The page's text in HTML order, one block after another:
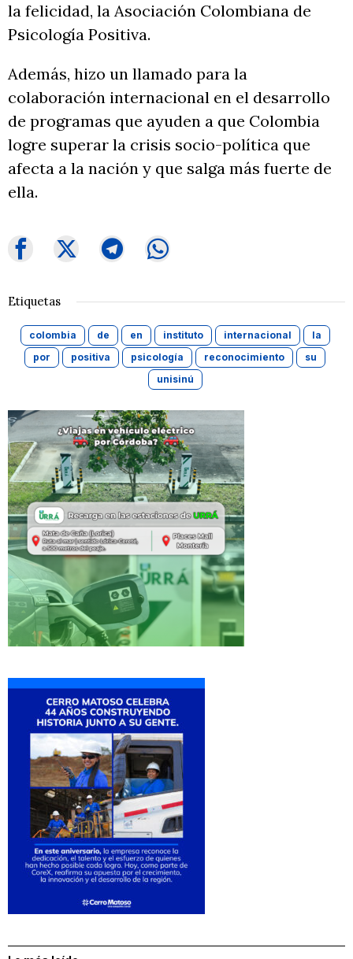
la felicidad, la Asociación Colombiana de
Psicología Positiva.
Además, hizo un llamado para la
colaboración internacional en el desarrollo
de programas que ayuden a que Colombia
logre superar la crisis socio-política que
afecta a la nación y que salga más fuerte de
ella.
Etiquetas
colombia de en instituto internacional
la
por
positiva psicología reconocimiento
su
unisinú